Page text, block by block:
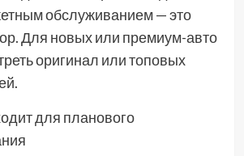
обслуживанием — это
Для новых или премиум-авто
оригинал или топовых
для планового